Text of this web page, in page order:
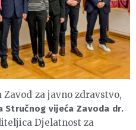
za javno zdravstvo,
Stručnog vijeća Zavoda dr.
Djelatnost za